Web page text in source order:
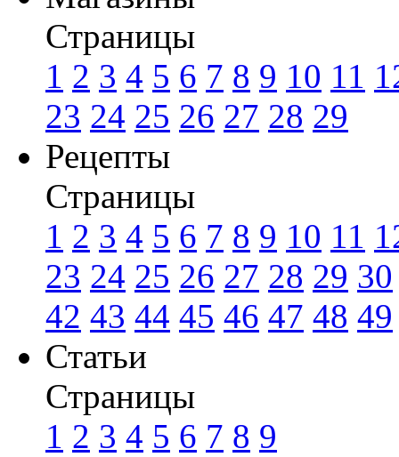
Страницы
1 2 3 4 5 6 7 8 9 10 11
23 24 25 26 27 28 29
Рецепты
Страницы
1 2 3 4 5 6 7 8 9 10 11
23 24 25 26 27 28 29 30
42 43 44 45 46 47 48 49
Статьи
Страницы
1 2 3 4 5 6 7 8 9